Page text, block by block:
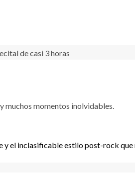
muchos momentos inolvidables.
y el inclasificable estilo post-rock que